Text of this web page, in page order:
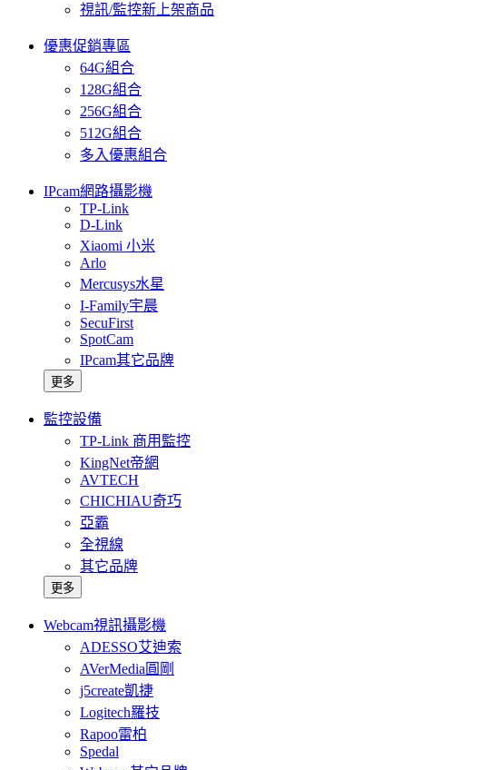
視訊/監控新上架商品
優惠促銷專區
64G組合
128G組合
256G組合
512G組合
多入優惠組合
IPcam網路攝影機
TP-Link
D-Link
Xiaomi 小米
Arlo
Mercusys水星
I-Family宇晨
SecuFirst
SpotCam
IPcam其它品牌
更多
監控設備
TP-Link 商用監控
KingNet帝網
AVTECH
CHICHIAU奇巧
亞霸
全視線
其它品牌
更多
Webcam視訊攝影機
ADESSO艾迪索
AVerMedia圓剛
j5create凱捷
Logitech羅技
Rapoo雷柏
Spedal